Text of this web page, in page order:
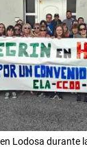
Lodosa durante